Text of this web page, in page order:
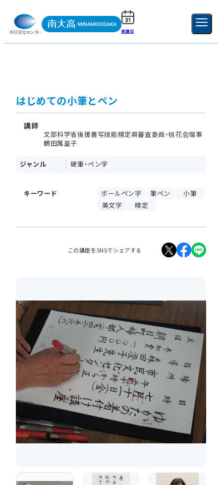
受講日 新規登録
はじめての小筆とペン
講師
文部科学省後援書写技能検定県審査委員・桃花会理事
鶴田萬里子
ジャンル 硬筆・ペン字
キーワード ボールペン字 筆ペン
小筆
美文字
検定
この講座をSNSでシェアする